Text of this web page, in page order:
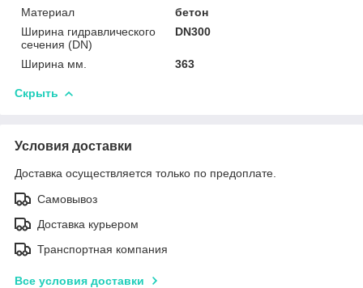
Материал
бетон
Ширина гидравлического
сечения (DN)
DN300
Ширина мм. 363
Скрыть
Условия доставки
Доставка осуществляется только по предоплате.
Самовывоз
Доставка курьером
Транспортная компания
Все условия доставки